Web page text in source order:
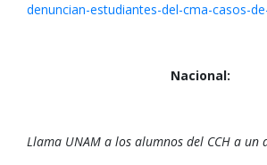
denuncian-estudiantes-del-cma-casos-
Nacional:
Llama UNAM a los alumnos del CCH a